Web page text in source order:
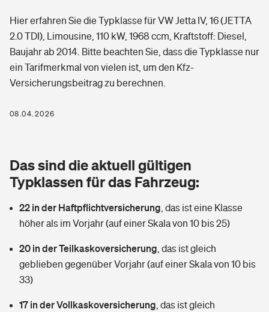
Grundfähigkeitsversicherung
Arbeitsrechtsschutz
Berufshaftpflichtversicherung
Zur Übersicht
Tools
Wer versichert was: Jetzt Versicherer finden
Sie haben Fragen?
Glasversicherung
Mietkautionsversicherung
Restkreditversicherung
Freizeit
Pri­vate Haft­pflicht­
Kinderunfall­ver­si­che­rung
Kinderinvalidität
Reiseversicherung
Hundehalter-Haftpflicht
Gesundheit
Private Krankenversicherung
Dread-Disease-Versicherung
Tierkrankenversicherung
Tools
Hier erfahren Sie die Typklasse für VW Jetta IV, 16 (JETTA
2.0 TDI), Limousine, 110 kW, 1968 ccm, Kraftstoff: Diesel,
Baujahr ab 2014. Bitte beachten Sie, dass die Typklasse nur
ein Tarifmerkmal von vielen ist, um den Kfz-
Versicherungsbeitrag zu berechnen.
08.04.2026
Das sind die aktuell gültigen
Typklassen für das Fahrzeug:
22 in der Haftpflichtversicherung das ist eine Klasse
höher als im Vorjahr (auf einer Skala von 10 bis 25)
20 in der Teilkaskoversicherung das ist gleich
geblieben gegenüber Vorjahr (auf einer Skala von 10 bis
33)
17 in der Vollkaskoversicherung das ist gleich